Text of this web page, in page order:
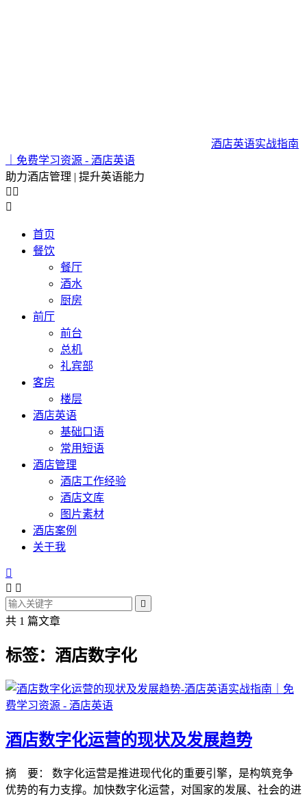
酒店英语实战指南
｜免费学习资源 - 酒店英语
助力酒店管理 | 提升英语能力
 

首页
餐饮
餐厅
酒水
厨房
前厅
前台
总机
礼宾部
客房
楼层
酒店英语
基础口语
常用短语
酒店管理
酒店工作经验
酒店文库
图片素材
酒店案例
关于我

 

共 1 篇文章
标签：酒店数字化
酒店数字化运营的现状及发展趋势
摘 要： 数字化运营是推进现代化的重要引擎，是构筑竞争
优势的有力支撑。加快数字化运营，对国家的发展、社会的进